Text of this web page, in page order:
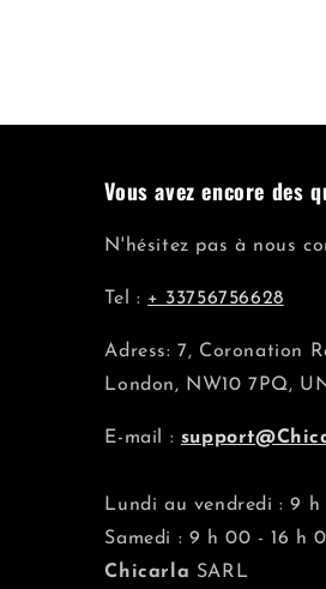
Vous avez encore des
N'hésitez pas à nous
Tel : + 33756756628
Adress: 7, Coronation
London, NW10 7PQ,
E-mail :
Lundi au vendredi : 9
Samedi : 9 h 00 - 16 h
Chicarla SARL